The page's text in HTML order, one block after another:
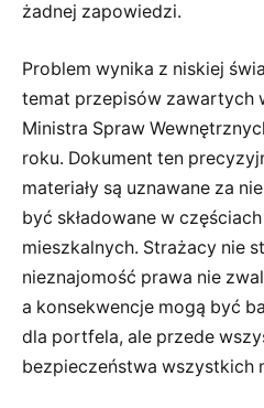
żadnej zapowiedzi.
Problem wynika z niskiej
temat przepisów zawartych
Ministra Spraw
roku. Dokument ten
materiały są uznawane za
być składowane w
mieszkalnych. Strażacy nie
nieznajomość prawa nie
a konsekwencje mogą być
dla portfela, ale przede
bezpieczeństwa wszystkich